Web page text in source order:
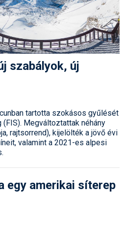
szabályok, új
tartotta szokásos gyűlését
Megváltoztattak néhány
rajtsorrend), kijelölték a jövő évi
valamint a 2021-es alpesi
egy amerikai síterep